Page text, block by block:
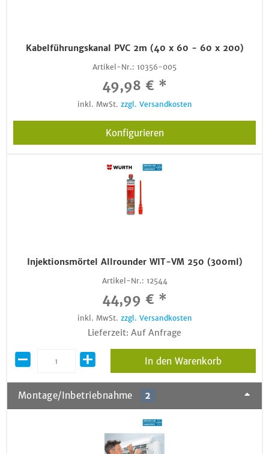
Kabelführungskanal PVC 2m (40 x 60 - 60 x 200)
Artikel-Nr.: 10356-005
49,98 € *
inkl. MwSt. zzgl. Versandkosten
Konfigurieren
Injektionsmörtel Allrounder WIT-VM 250 (300ml)
Artikel-Nr.: 12544
44,99 € *
inkl. MwSt. zzgl. Versandkosten
Lieferzeit: Auf Anfrage
In den Warenkorb
Montage/Inbetriebnahme 2